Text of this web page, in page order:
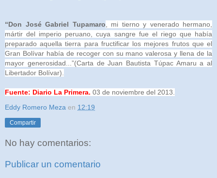
“Don José Gabriel Tupamaro , mi tierno y venerado hermano,
mártir del imperio peruano, cuya sangre fue el riego que había
preparado aquella tierra para fructificar los mejores frutos que el
Gran Bolívar había de recoger con su mano valerosa y llena de la
mayor generosidad...”(Carta de Juan Bautista Túpac Amaru a al
Libertador Bolívar).
Fuente: Diario La Primera. 03 de noviembre del 2013.
Eddy Romero Meza en 12:19
Compartir
No hay comentarios:
Publicar un comentario